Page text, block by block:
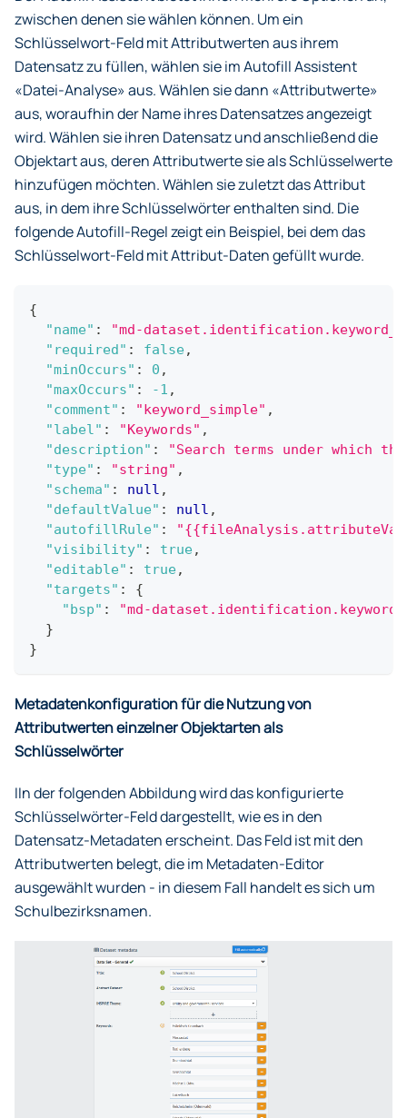
zwischen denen sie wählen können. Um ein
Schlüsselwort-Feld mit Attributwerten aus ihrem
Datensatz zu füllen, wählen sie im Autofill Assistent
«Datei-Analyse» aus. Wählen sie dann «Attributwerte»
aus, woraufhin der Name ihres Datensatzes angezeigt
wird. Wählen sie ihren Datensatz und anschließend die
Objektart aus, deren Attributwerte sie als Schlüsselwerte
hinzufügen möchten. Wählen sie zuletzt das Attribut
aus, in dem ihre Schlüsselwörter enthalten sind. Die
folgende Autofill-Regel zeigt ein Beispiel, bei dem das
Schlüsselwort-Feld mit Attribut-Daten gefüllt wurde.
{
"name" :
"md-
"required" : false,
"minOccurs" : 0 ,
"maxOccurs" : -1 ,
"comment" : "keyword_simple" ,
"label" : "Keywords" ,
"description" :
"Search terms under which
"type" : "string" ,
"schema" : null ,
"defaultValue" : null ,
"autofillRule" :
"visibility" : true,
"editable" : true,
"targets" :
{
"bsp" :
"md-
}
}
Metadatenkonfiguration für die Nutzung von
Attributwerten einzelner Objektarten als
Schlüsselwörter
IIn der folgenden Abbildung wird das konfigurierte
Schlüsselwörter-Feld dargestellt, wie es in den
Datensatz-Metadaten erscheint. Das Feld ist mit den
Attributwerten belegt, die im Metadaten-Editor
ausgewählt wurden - in diesem Fall handelt es sich um
Schulbezirksnamen.